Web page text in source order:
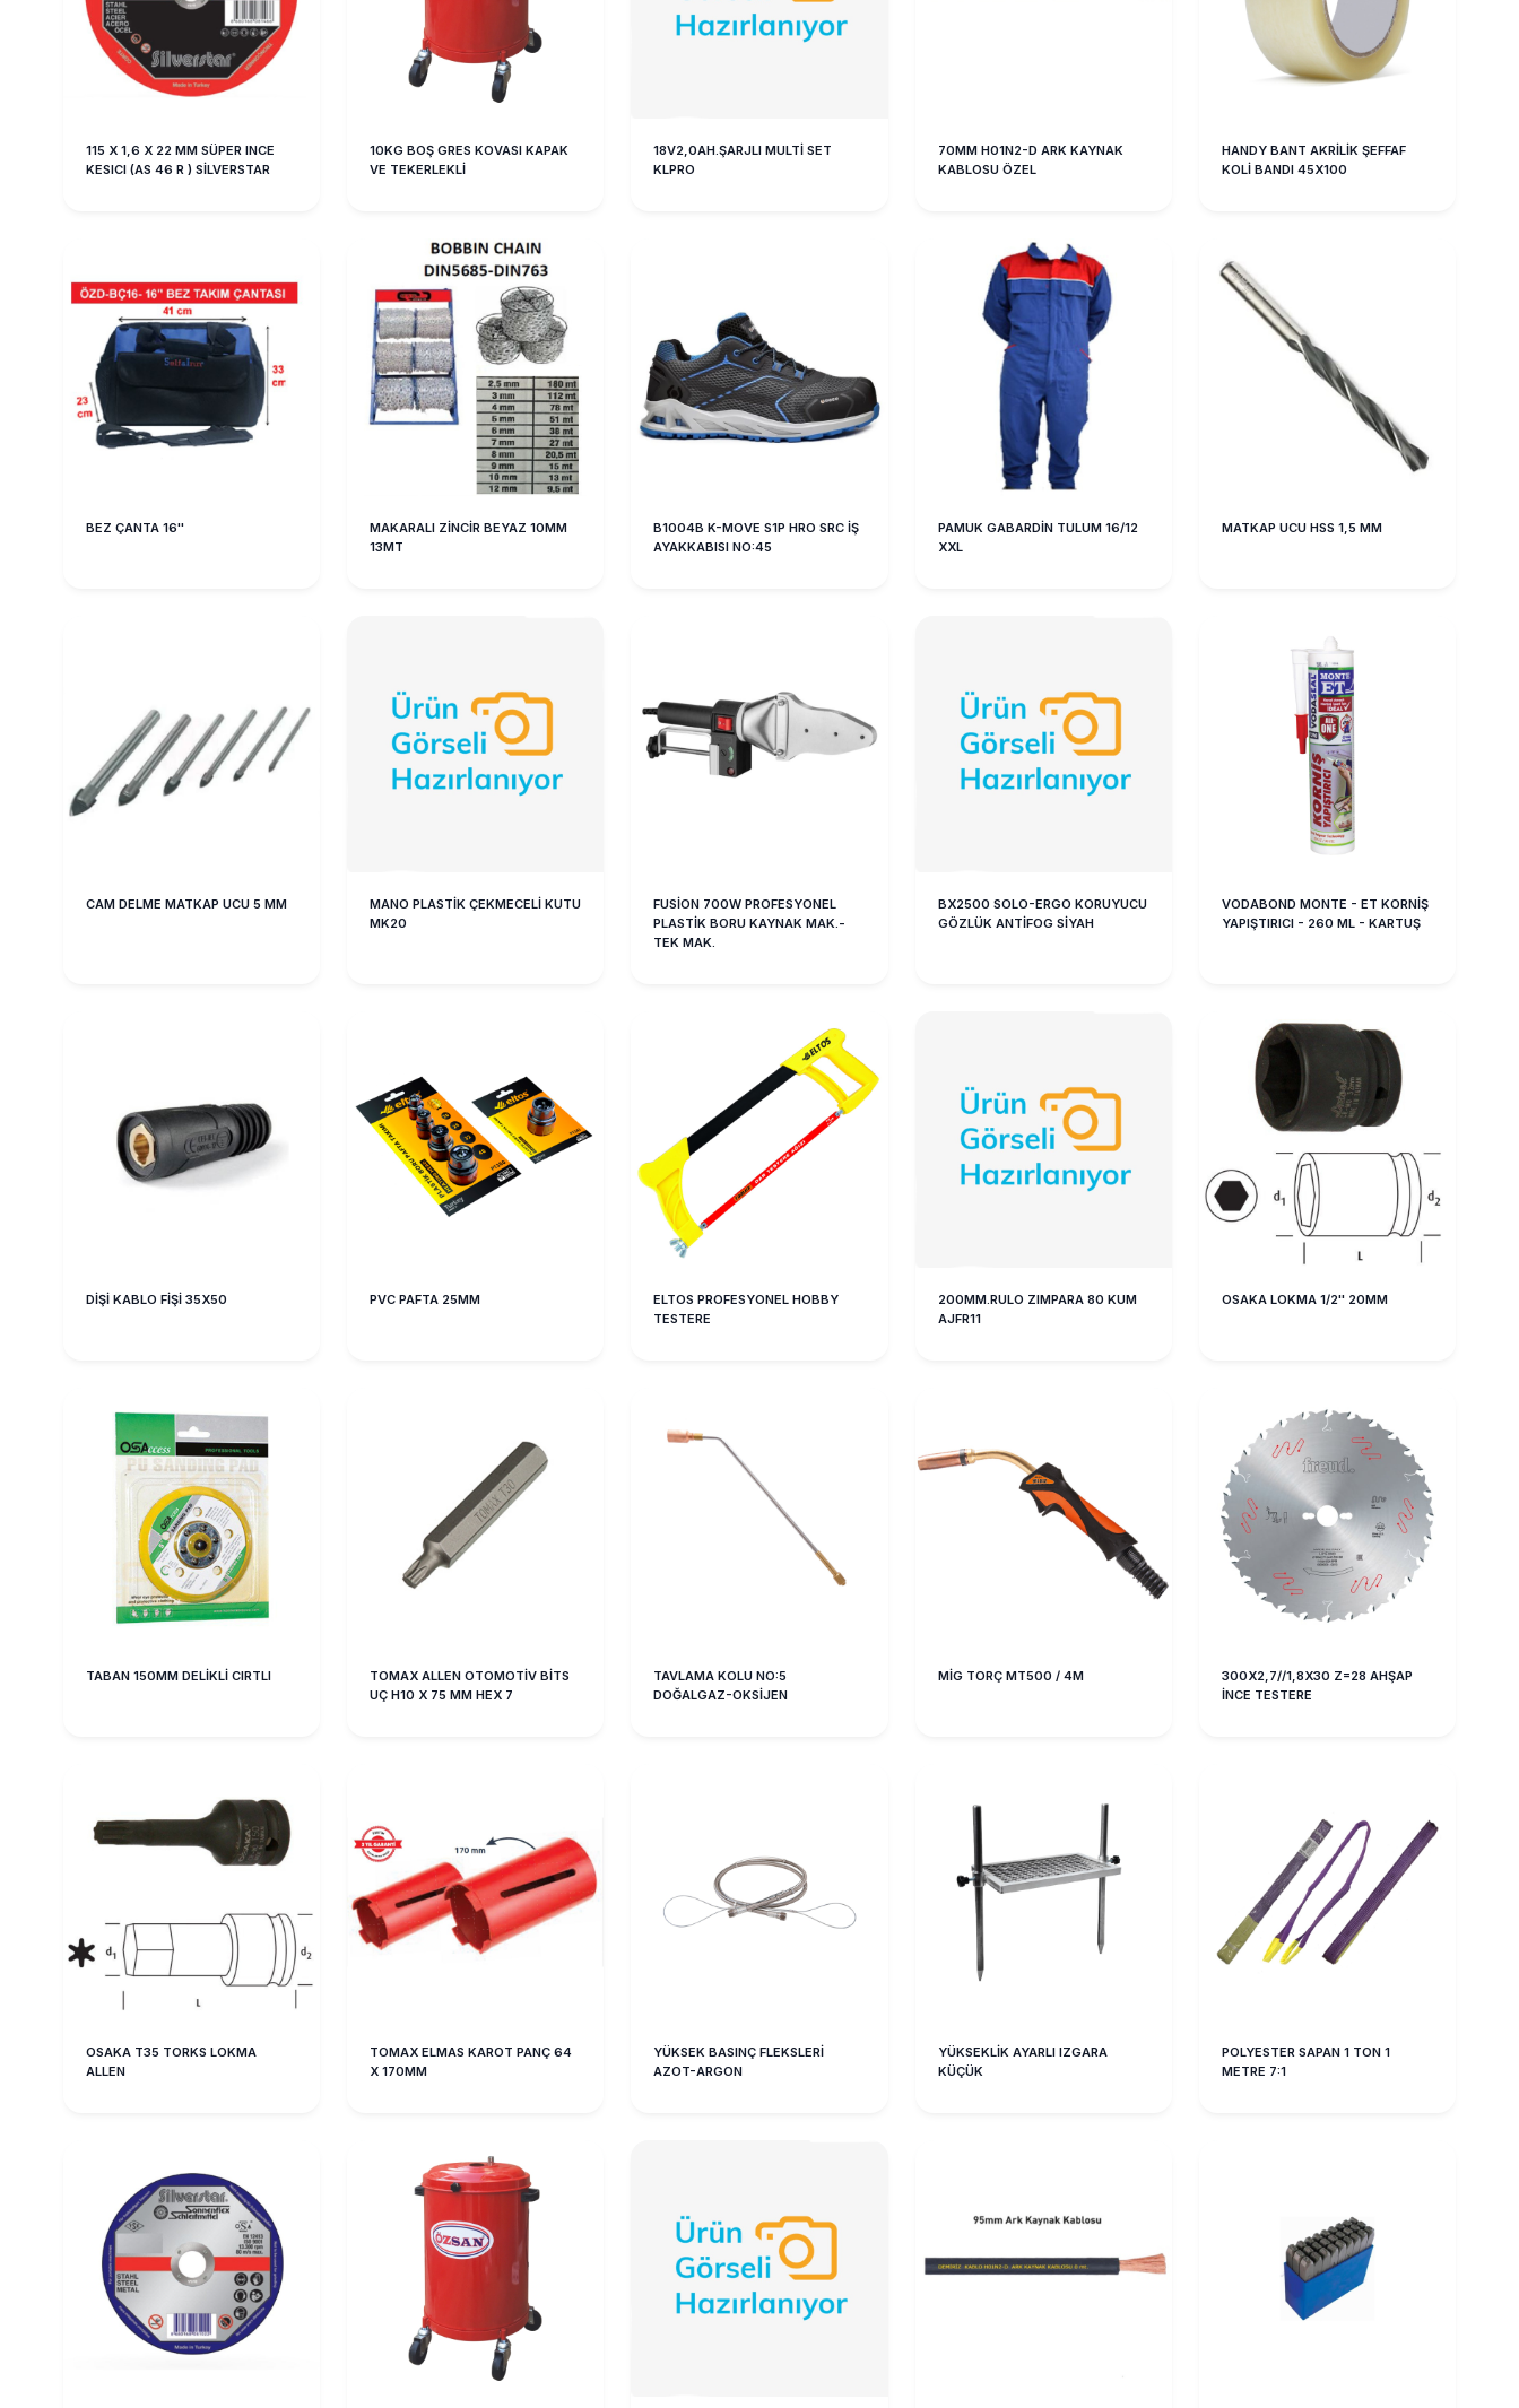
115 X 1,6 X 22 MM SÜPER INCE
KESICI (AS 46 R ) SİLVERSTAR
10KG BOŞ GRES KOVASI KAPAK
VE TEKERLEKLİ
18V2,0AH.ŞARJLI MULTİ SET
KLPRO
70MM H01N2-D ARK KAYNAK
KABLOSU ÖZEL
HANDY BANT AKRİLİK ŞEFFAF
KOLİ BANDI 45X100
BEZ ÇANTA 16''
MAKARALI ZİNCİR BEYAZ 10MM
13MT
B1004B K-MOVE S1P HRO SRC İŞ
AYAKKABISI NO:45
PAMUK GABARDİN TULUM 16/12
XXL
MATKAP UCU HSS 1,5 MM
CAM DELME MATKAP UCU 5 MM
MANO PLASTİK ÇEKMECELİ KUTU
MK20
FUSİON 700W PROFESYONEL
PLASTİK BORU KAYNAK MAK.-
TEK MAK.
BX2500 SOLO-ERGO KORUYUCU
GÖZLÜK ANTİFOG SİYAH
VODABOND MONTE - ET KORNİŞ
YAPIŞTIRICI - 260 ML - KARTUŞ
DİŞİ KABLO FİŞİ 35X50 PVC PAFTA 25MM
ELTOS PROFESYONEL HOBBY
TESTERE
200MM.RULO ZIMPARA 80 KUM
AJFR11
OSAKA LOKMA 1/2'' 20MM
TABAN 150MM DELİKLİ CIRTLI
TOMAX ALLEN OTOMOTİV BİTS
UÇ H10 X 75 MM HEX 7
TAVLAMA KOLU NO:5
DOĞALGAZ-OKSİJEN
MİG TORÇ MT500 / 4M
300X2,7//1,8X30 Z=28 AHŞAP
İNCE TESTERE
OSAKA T35 TORKS LOKMA
ALLEN
TOMAX ELMAS KAROT PANÇ 64
X 170MM
YÜKSEK BASINÇ FLEKSLERİ
AZOT-ARGON
YÜKSEKLİK AYARLI IZGARA
KÜÇÜK
POLYESTER SAPAN 1 TON 1
METRE 7:1